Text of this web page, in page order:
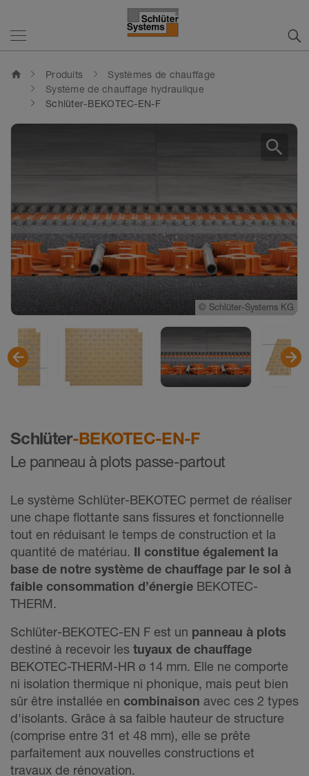
home Produits
Systèmes de chauffage
Système de chauffage hydraulique
Schlüter-BEKOTEC-EN-F
Schlüter-BEKOTEC-EN-F
Le panneau à plots passe-partout
Le système Schlüter-BEKOTEC permet de réaliser
une chape flottante sans fissures et fonctionnelle
tout en réduisant le temps de construction et la
quantité de matériau. Il constitue également la
base de notre système de chauffage par le sol à
faible consommation d’énergie BEKOTEC-
THERM.
Schlüter-BEKOTEC-EN F est un panneau à plots
destiné à recevoir les tuyaux de chauffage
BEKOTEC-THERM-HR ø 14 mm. Elle ne comporte
ni isolation thermique ni phonique, mais peut bien
sûr être installée en combinaison avec ces 2 types
d'isolants. Grâce à sa faible hauteur de structure
(comprise entre 31 et 48 mm), elle se prête
parfaitement aux nouvelles constructions et
travaux de rénovation.
© Schlüter-Systems KG
© Schlüter-Systems KG
© Schlüter-Systems KG
© Schlüter-Systems KG
© Schlüter-Systems KG
search